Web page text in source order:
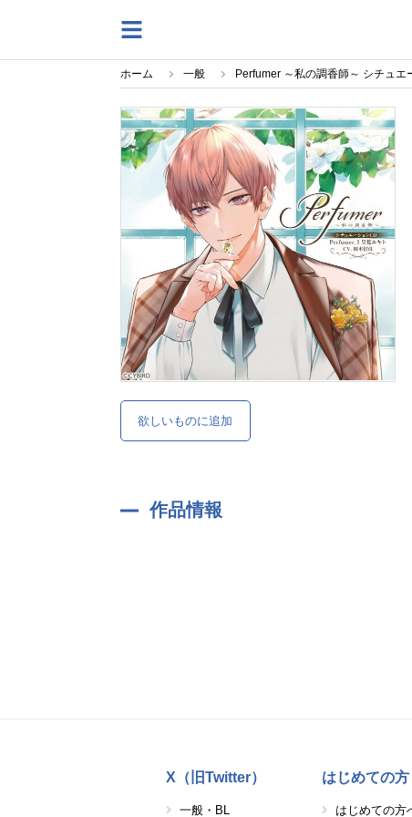
ホーム 一般 Perfumer ～私の調香師～ シチュ
欲しいものに追加
作品情報
X（旧Twitter）
一般・BL
はじめての方
はじめての方